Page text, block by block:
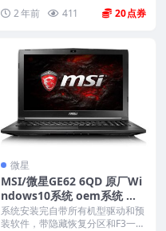
2 年前 411 20
微星
MSI/微星GE62 6QD 原厂Wi
ndows10系统 oem系统 带F
3一键恢复
系统安装完自带所有机型驱动和预
装软件，带隐藏恢复分区和F3一键